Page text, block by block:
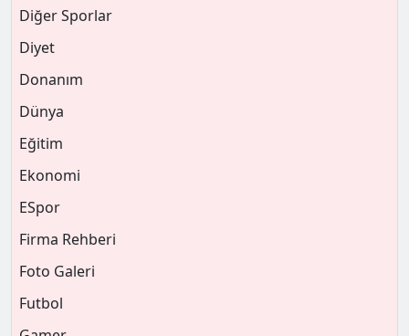
Diğer Sporlar
Diyet
Donanım
Dünya
Eğitim
Ekonomi
ESpor
Firma Rehberi
Foto Galeri
Futbol